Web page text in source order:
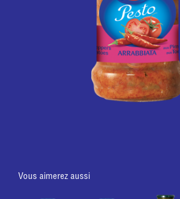
Vous aimerez aussi